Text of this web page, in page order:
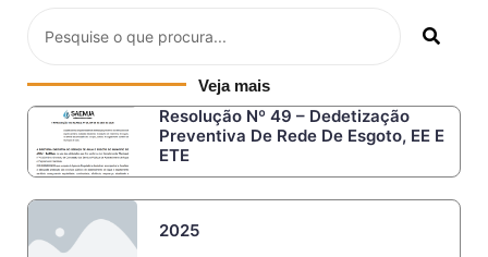
Veja mais
Resolução Nº 49 – Dedetização
Preventiva De Rede De Esgoto, EE E
ETE
2025